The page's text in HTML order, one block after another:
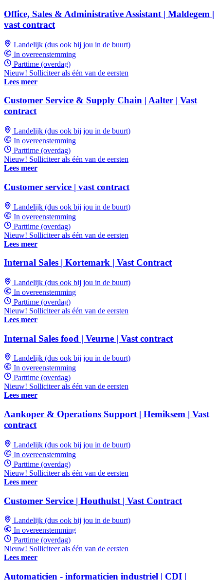
Office, Sales & Administrative Assistant | Maldegem |
vast contract
Landelijk (dus ook bij jou in de buurt)
In overeenstemming
Parttime (overdag)
Nieuw! Solliciteer als één van de eersten
Lees meer
Customer Service & Supply Chain | Aalter | Vast
contract
Landelijk (dus ook bij jou in de buurt)
In overeenstemming
Parttime (overdag)
Nieuw! Solliciteer als één van de eersten
Lees meer
Customer service | vast contract
Landelijk (dus ook bij jou in de buurt)
In overeenstemming
Parttime (overdag)
Nieuw! Solliciteer als één van de eersten
Lees meer
Internal Sales | Kortemark | Vast Contract
Landelijk (dus ook bij jou in de buurt)
In overeenstemming
Parttime (overdag)
Nieuw! Solliciteer als één van de eersten
Lees meer
Internal Sales food | Veurne | Vast contract
Landelijk (dus ook bij jou in de buurt)
In overeenstemming
Parttime (overdag)
Nieuw! Solliciteer als één van de eersten
Lees meer
Aankoper & Operations Support | Hemiksem | Vast
contract
Landelijk (dus ook bij jou in de buurt)
In overeenstemming
Parttime (overdag)
Nieuw! Solliciteer als één van de eersten
Lees meer
Customer Service | Houthulst | Vast Contract
Landelijk (dus ook bij jou in de buurt)
In overeenstemming
Parttime (overdag)
Nieuw! Solliciteer als één van de eersten
Lees meer
Automaticien - informaticien industriel | CDI |